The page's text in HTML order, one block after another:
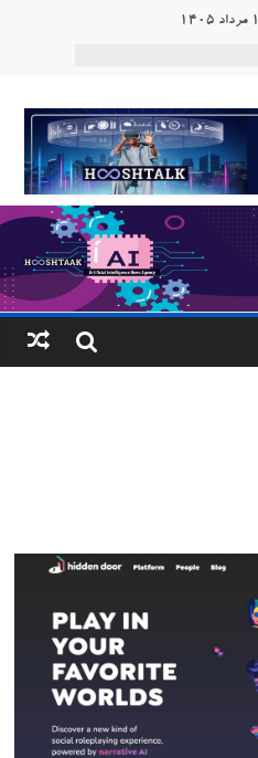
ربات «Aru» محصول شرکت فرانسوی Nio